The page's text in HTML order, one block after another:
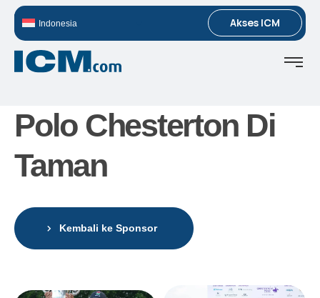
Indonesia Akses ICM
Polo Chesterton Di
Taman
Kembali ke Sponsor